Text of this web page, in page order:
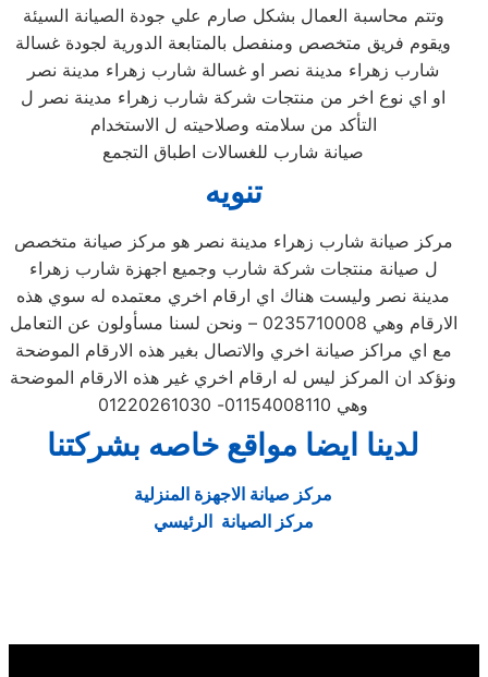
وتتم محاسبة العمال بشكل صارم علي جودة الصيانة السيئة
ويقوم فريق متخصص ومنفصل بالمتابعة الدورية لجودة غسالة
شارب زهراء مدينة نصر او غسالة شارب زهراء مدينة نصر
او اي نوع اخر من منتجات شركة شارب زهراء مدينة نصر ل
التأكد من سلامته وصلاحيته ل الاستخدام
صيانة شارب للغسالات اطباق التجمع
تنويه
مركز صيانة شارب زهراء مدينة نصر هو مركز صيانة متخصص
ل صيانة منتجات شركة شارب وجميع اجهزة شارب زهراء
مدينة نصر وليست هناك اي ارقام اخري معتمده له سوي هذه
الارقام وهي 0235710008 – ونحن لسنا مسأولون عن التعامل
مع اي مراكز صيانة اخري والاتصال بغير هذه الارقام الموضحة
ونؤكد ان المركز ليس له ارقام اخري غير هذه الارقام الموضحة
وهي 01154008110- 01220261030
لدينا ايضا مواقع خاصه بشركتنا
مركز صيانة الاجهزة المنزلية
مركز الصيانة الرئيسي